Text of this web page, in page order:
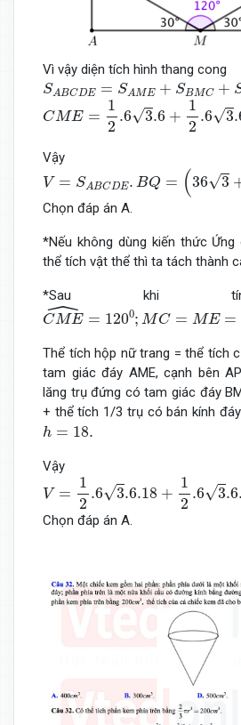
Vì vậy diện tích hình thang cong
SABCDE = SAME + SBMC +
SA BC E A S BM S
CME =
1
2
.6√3.6 +
1
2
.6√3
CME=12 .6 3.6+12 .6 3.6+120
Vậy
V = SABCDE. BQ = (36√3
V =S +
Chọn đáp án A.
*Nếu không dùng kiến thức Ứng
thể tích vật thể thì ta tách thành
*Sau khi
ˆ
CME = 1200; MC = ME =
CME^ M C=
Thể tích hộp nữ trang = thể tích
tam giác đáy AME, cạnh bên
lăng trụ đứng có tam giác đáy
+ thể tích 1/3 trụ có bán kính đáy
h = 18.
h 18.
Vậy
V =
1
2
.6√3.6.18 +
1
2
.6√3.6
V =1 .6 .6
Chọn đáp án A.